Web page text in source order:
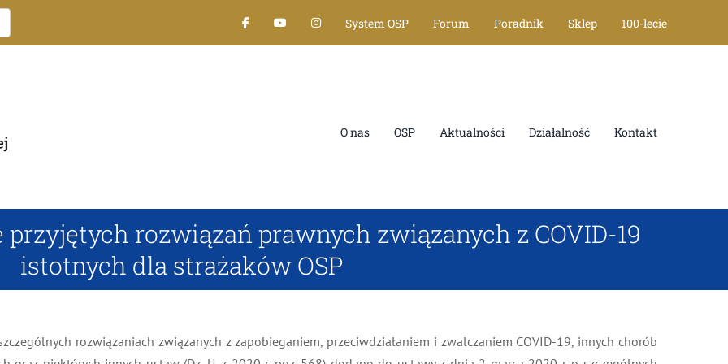
System OSP Forum Poradnik Sklep 100-lecie
O nas OSP Aktualności Działalność Kontakt
rozwiązań prawnych związanych z COVID-19
istotnych dla strażaków OSP
rozwiązaniach związanych z zapobieganiem, przeciwdziałaniem i zwalczaniem COVID-19, innych chorób